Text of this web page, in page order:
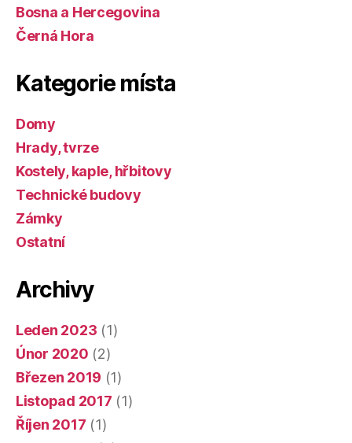
Bosna a Hercegovina
Černá Hora
Kategorie místa
Domy
Hrady, tvrze
Kostely, kaple, hřbitovy
Technické budovy
Zámky
Ostatní
Archivy
Leden 2023 (1)
Únor 2020 (2)
Březen 2019 (1)
Listopad 2017 (1)
Říjen 2017 (1)